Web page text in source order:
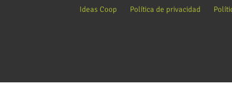
Ideas Coop Política de privacidad